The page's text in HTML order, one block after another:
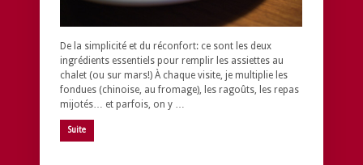
De la simplicité et du réconfort: ce sont les deux
ingrédients essentiels pour remplir les assiettes au
chalet (ou sur mars!) À chaque visite, je multiplie les
fondues (chinoise, au fromage), les ragoûts, les repas
mijotés… et parfois, on y …
Suite